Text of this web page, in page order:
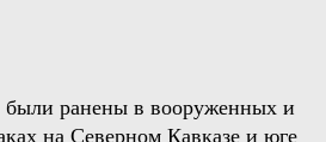
были ранены в вооруженных и
на Северном Кавказе и юге